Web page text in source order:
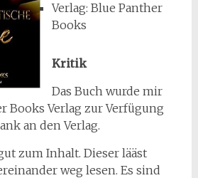
Verlag: Blue Panther
Books
Kritik
Das Buch wurde mir
Books Verlag zur Verfügung
an den Verlag.
zum Inhalt. Dieser lääst
weg lesen. Es sind